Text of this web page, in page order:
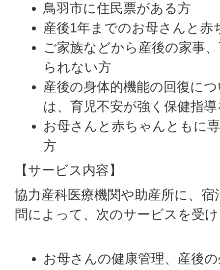
鳥羽市に住民票がある方
産後1年までのお母さんと赤
ご家族などから産後の家事
られない方
産後の身体的機能の回復に
は、育児不安が強く保健指
お母さんと赤ちゃんともに
方
【サービス内容】
協力産科医療機関や助産所に、
問によって、次のサービスを受
お母さんの健康管理、産後